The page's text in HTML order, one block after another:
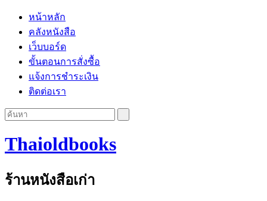
หน้าหลัก
คลังหนังสือ
เว็บบอร์ด
ขั้นตอนการสั่งซื้อ
แจ้งการชำระเงิน
ติดต่อเรา
Thaioldbooks
ร้านหนังสือเก่า